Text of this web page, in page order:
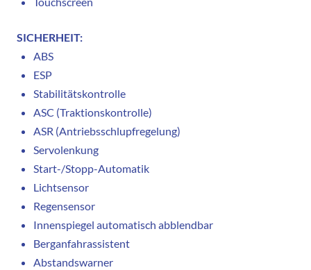
SICHERHEIT:
ABS
ESP
Stabilitätskontrolle
ASC (Traktionskontrolle)
ASR (Antriebsschlupfregelung)
Servolenkung
Start-/Stopp-Automatik
Lichtsensor
Regensensor
Innenspiegel automatisch abblendbar
Berganfahrassistent
Abstandswarner